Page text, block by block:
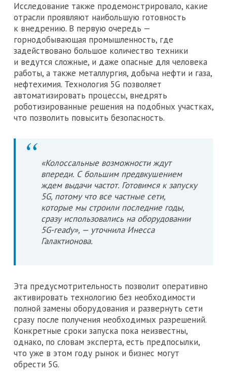
Исследование также продемонстрировало, какие
отрасли проявляют наибольшую готовность
к внедрению. В первую очередь —
горнодобывающая промышленность, где
задействовано большое количество техники
и ведутся сложные, и даже опасные для человека
работы, а также металлургия, добыча нефти и газа,
нефтехимия. Технология 5G позволяет
автоматизировать процессы, внедрять
роботизированные решения на подобных участках,
что позволить повысить безопасность.
«Колоссальные возможности ждут
впереди. С большим предвкушением
ждем выдачи частот. Готовимся к запуску
5G, потому что все частные сети,
которые мы строили последние годы,
сразу использовались на оборудовании
5G-ready», — уточнила Инесса
Галактионова.
Эта предусмотрительность позволит оперативно
активировать технологию без необходимости
полной замены оборудования и развернуть сети
сразу после получения необходимых разрешений.
Конкретные сроки запуска пока неизвестны,
однако, по словам эксперта, есть предпосылки,
что уже в этом году рынок и бизнес могут
обрести 5G.